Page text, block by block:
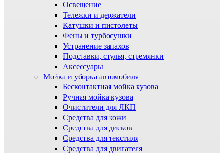
Освещение
Тележки и держатели
Катушки и пистолеты
Фены и турбосушки
Устранение запахов
Подставки, стулья, стремянки
Аксессуары
Мойка и уборка автомобиля
Бесконтактная мойка кузова
Ручная мойка кузова
Очистители для ЛКП
Средства для кожи
Средства для дисков
Средства для текстиля
Средства для двигателя